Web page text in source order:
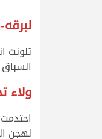
السباق
ولاء